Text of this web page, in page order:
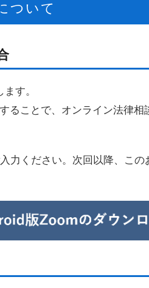
ついて
す。
ることで、オンライン法律相
力ください。次回以降、この